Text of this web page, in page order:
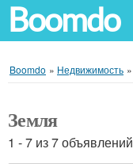
Boomdo
Boomdo » Недвижимость »
Земля
1 - 7 из 7 объявлений